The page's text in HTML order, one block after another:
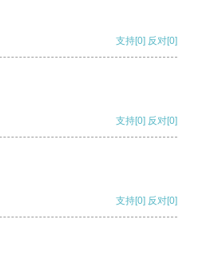
支持[0] 反对[0]
支持[0] 反对[0]
支持[0] 反对[0]